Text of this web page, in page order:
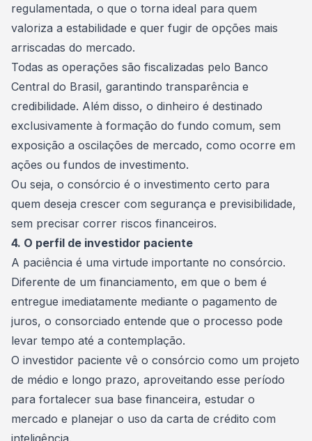
regulamentada, o que o torna ideal para quem
valoriza a estabilidade e quer fugir de opções mais
arriscadas do mercado.
Todas as operações são fiscalizadas pelo Banco
Central do Brasil, garantindo transparência e
credibilidade. Além disso, o dinheiro é destinado
exclusivamente à formação do fundo comum, sem
exposição a oscilações de mercado, como ocorre em
ações ou fundos de investimento.
Ou seja, o consórcio é o investimento certo para
quem deseja crescer com segurança e previsibilidade,
sem precisar correr riscos financeiros.
4. O perfil de investidor paciente
A paciência é uma virtude importante no consórcio.
Diferente de um financiamento, em que o bem é
entregue imediatamente mediante o pagamento de
juros, o consorciado entende que o processo pode
levar tempo até a contemplação.
O investidor paciente vê o consórcio como um projeto
de médio e longo prazo, aproveitando esse período
para fortalecer sua base financeira, estudar o
mercado e planejar o uso da carta de crédito com
inteligência.